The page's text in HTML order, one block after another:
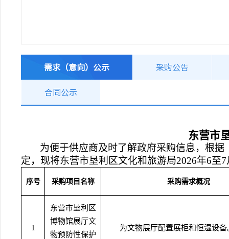
需求（意向）公示 采购公告
合同公示
东营市
为便于供应商及时了解政府采购信息，根
定，现将东营市垦利区文化和旅游局2026年6至7
序号 采购项目名称 采购需求概况
1
东营市垦利区
博物馆展厅文
物预防性保护
为文物展厅配置展柜和恒湿设备